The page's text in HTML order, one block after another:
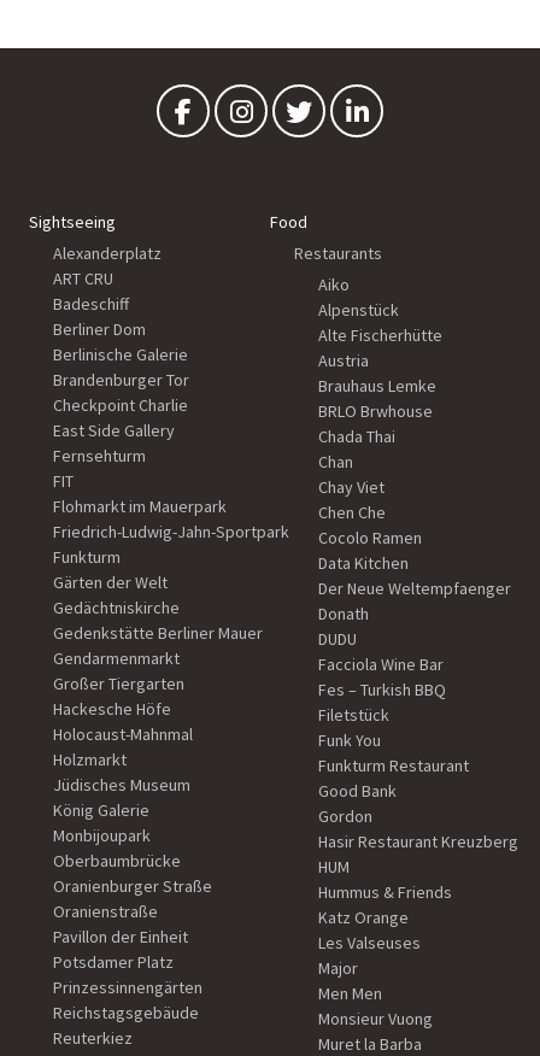
Sightseeing
Alexanderplatz
ART CRU
Badeschiff
Berliner Dom
Berlinische Galerie
Brandenburger Tor
Checkpoint Charlie
East Side Gallery
Fernsehturm
FIT
Flohmarkt im Mauerpark
Friedrich-Ludwig-Jahn-Sportpark
Funkturm
Gärten der Welt
Gedächtniskirche
Gedenkstätte Berliner Mauer
Gendarmenmarkt
Großer Tiergarten
Hackesche Höfe
Holocaust-Mahnmal
Holzmarkt
Jüdisches Museum
König Galerie
Monbijoupark
Oberbaumbrücke
Oranienburger Straße
Oranienstraße
Pavillon der Einheit
Potsdamer Platz
Prinzessinnengärten
Reichstagsgebäude
Reuterkiez
Food
Restaurants
Aiko
Alpenstück
Alte Fischerhütte
Austria
Brauhaus Lemke
BRLO Brwhouse
Chada Thai
Chan
Chay Viet
Chen Che
Cocolo Ramen
Data Kitchen
Der Neue Weltempfaenger
Donath
DUDU
Facciola Wine Bar
Fes – Turkish BBQ
Filetstück
Funk You
Funkturm Restaurant
Good Bank
Gordon
Hasir Restaurant Kreuzberg
HUM
Hummus & Friends
Katz Orange
Les Valseuses
Major
Men Men
Monsieur Vuong
Muret la Barba